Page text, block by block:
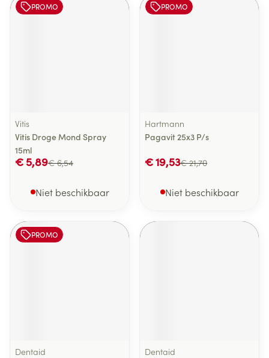
PROMO
Vitis
Vitis Droge Mond Spray
15ml
€ 6,54
€ 5,89
Niet beschikbaar
PROMO
Hartmann
Pagavit 25x3 P/s
€ 21,70
€ 19,53
Niet beschikbaar
PROMO
Dentaid
Dentaid